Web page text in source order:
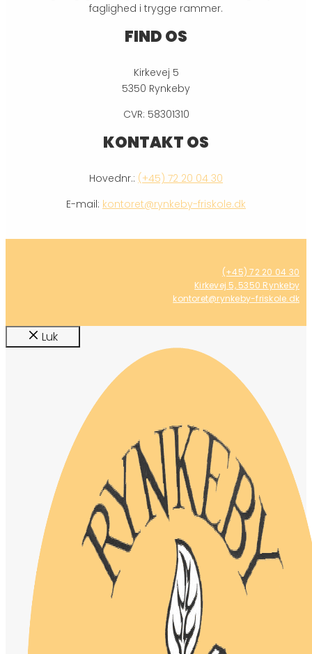
faglighed i trygge rammer.
FIND OS
Kirkevej 5
5350 Rynkeby
CVR: 58301310
KONTAKT OS
Hovednr.: (+45) 72 20 04 30
E-mail: kontoret@rynkeby-friskole.dk
(+45) 72 20 04 30
Kirkevej 5, 5350 Rynkeby
kontoret@rynkeby-friskole.dk
Luk